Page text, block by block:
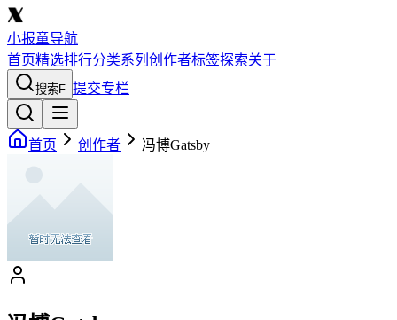
小报童导航
首页精选排行分类系列 创作者标签探索关于
搜索F 提交专栏
首页 创作者 冯博Gatsby